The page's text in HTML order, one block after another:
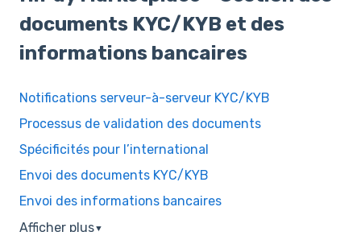
documents KYC/KYB et des
informations bancaires
Notifications serveur-à-serveur KYC/KYB
Processus de validation des documents
Spécificités pour l’international
Envoi des documents KYC/KYB
Envoi des informations bancaires
Afficher plus▼